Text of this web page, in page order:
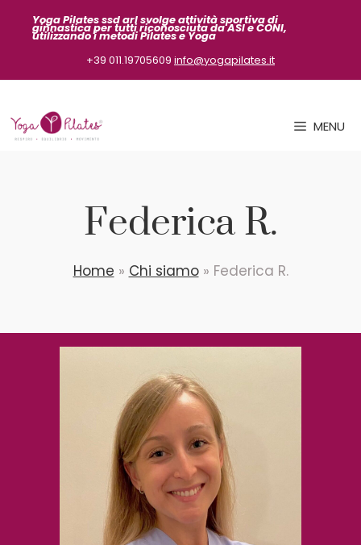
Yoga Pilates ssd arl svolge attività sportivadi
ginnastica per tutti riconosciuta da ASIe CONI,
utilizzando i metodi Pilates e Yoga
+39 011.19705609 info@yogapilates.it
MENU
Federica R.
Home » Chi siamo» Federica R.